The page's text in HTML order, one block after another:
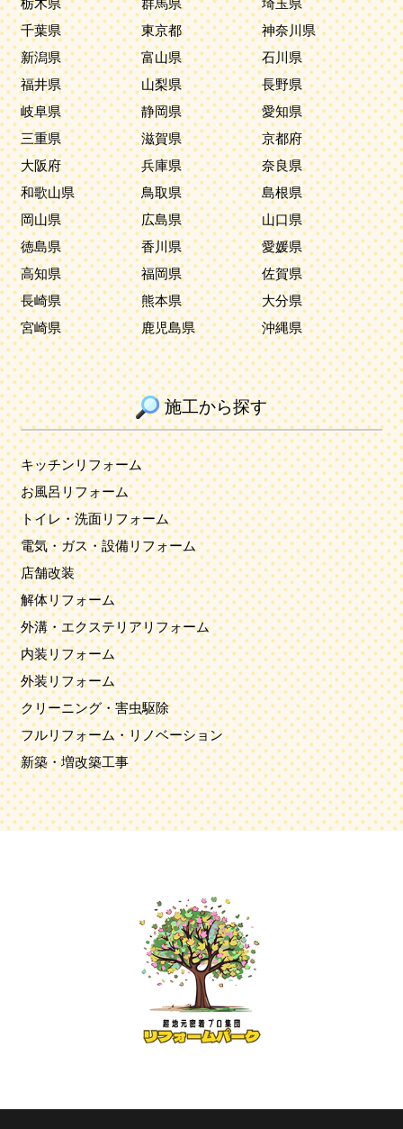
千葉県
東京都
神奈川県
新潟県
富山県
石川県
福井県
山梨県
長野県
岐阜県
静岡県
愛知県
三重県
滋賀県
京都府
大阪府
兵庫県
奈良県
和歌山県
鳥取県
島根県
岡山県
広島県
山口県
徳島県
香川県
愛媛県
高知県
福岡県
佐賀県
長崎県
熊本県
大分県
宮崎県
鹿児島県 沖縄県
施工から探す
キッチンリフォーム
お風呂リフォーム
トイレ・洗面リフォーム
電気・ガス・設備リフォーム
店舗改装
解体リフォーム
外溝・エクステリアリフォーム
内装リフォーム
外装リフォーム
クリーニング・害虫駆除
フルリフォーム・リノベーション
新築・増改築工事